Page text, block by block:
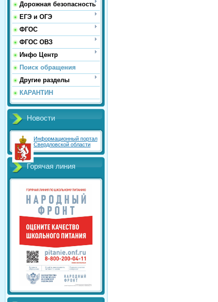
Дорожная безопасность
ЕГЭ и ОГЭ
ФГОС
ФГОС ОВЗ
Инфо Центр
Поиск обращения
Другие разделы
КАРАНТИН
Новости
Информационный портал
Свердловской области
Горячая линия